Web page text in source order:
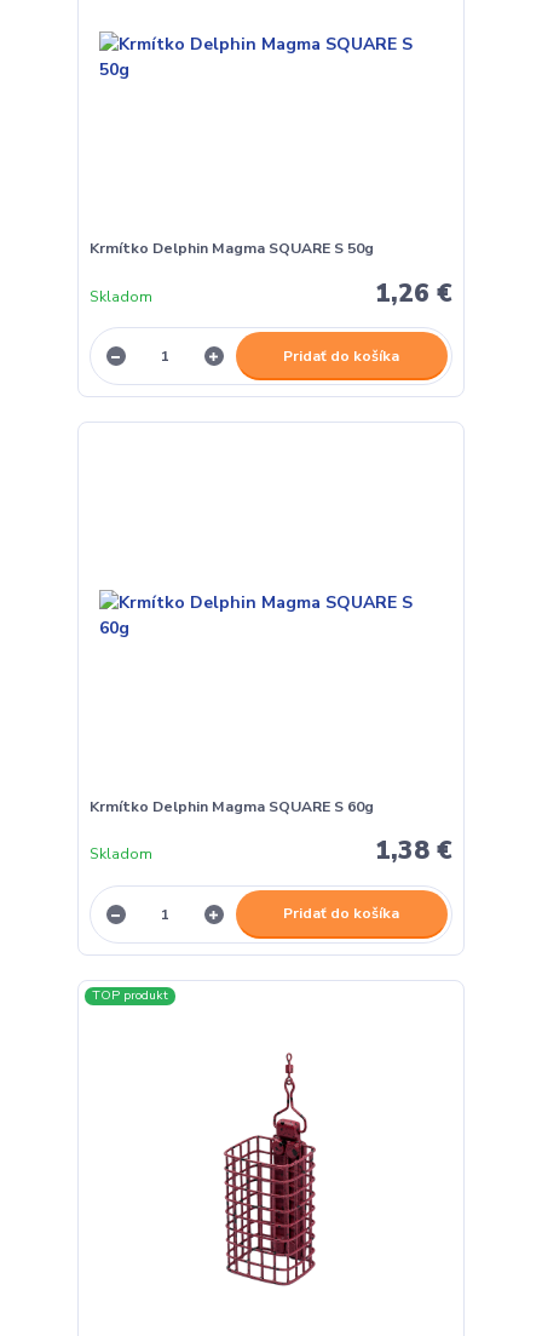
Krmítko Delphin Magma SQUARE S 50g
1,26 €
Skladom
Pridať do košíka
Krmítko Delphin Magma SQUARE S 60g
1,38 €
Skladom
Pridať do košíka
TOP produkt